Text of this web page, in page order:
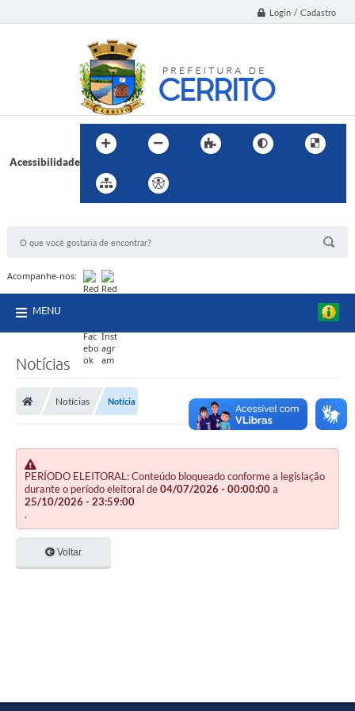
Login / Cadastro
Acessibilidade
Acompanhe-nos:
MENU
Notícias
Notícias Notícia
PERÍODO ELEITORAL: Conteúdo bloqueado conforme a legislação
durante o período eleitoral de04/07/2026 - 00:00:00a
25/10/2026 - 23:59:00
.
Voltar